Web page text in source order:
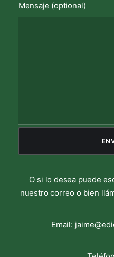
Mensaje (optional)
O si lo desea puede
nuestro correo o bien
Email: